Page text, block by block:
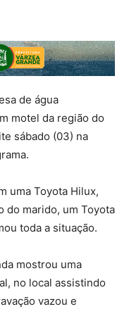
de água
motel da região do
sábado (03) na
uma Toyota Hilux,
do marido, um Toyota
toda a situação.
mostrou uma
no local assistindo
vazou e